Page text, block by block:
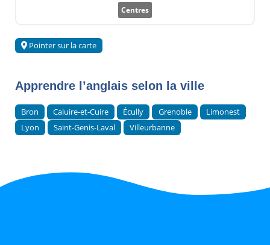
Centres
Pointer sur la carte
Apprendre l’anglais selon la ville
Bron Caluire-et-Cuire Écully Grenoble
Limonest
Lyon
Saint-Genis-Laval Villeurbanne